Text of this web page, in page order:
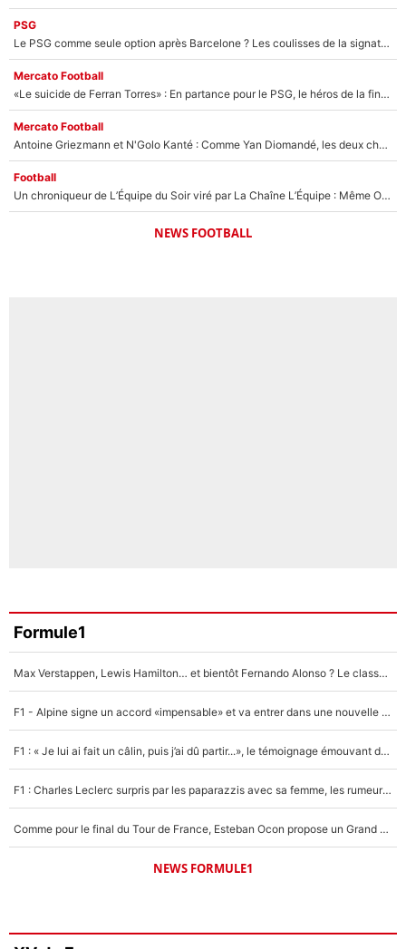
PSG
Le PSG comme seule option après Barcelone ? Les coulisses de la signature historique de Lionel Messi sont révélées au grand jour !
Mercato Football
«Le suicide de Ferran Torres» : En partance pour le PSG, le héros de la finale de la Coupe du monde s'attire les foudres de la presse espagnole !
Mercato Football
Antoine Griezmann et N'Golo Kanté : Comme Yan Diomandé, les deux champions du monde ont refusé de signer au PSG !
Football
Un chroniqueur de L’Équipe du Soir viré par La Chaîne L’Équipe : Même Olivier Ménard n’avait pas pu empêcher son départ, «je l’ai appris sur Twitter, je l’ai vécu assez mal»
NEWS FOOTBALL
Formule1
Max Verstappen, Lewis Hamilton… et bientôt Fernando Alonso ? Le classement des pilotes les mieux payés en Formule 1 risque de changer !
F1 - Alpine signe un accord «impensable» et va entrer dans une nouvelle dimension : Grande nouvelle pour Pierre Gasly !
F1 : « Je lui ai fait un câlin, puis j’ai dû partir...», le témoignage émouvant de Max Verstappen sur sa fille
F1 : Charles Leclerc surpris par les paparazzis avec sa femme, les rumeurs étaient vraies !
Comme pour le final du Tour de France, Esteban Ocon propose un Grand Prix de Formule 1 à Paris : «Autour de l’Arc de Triomphe, ce serait génial» !
NEWS FORMULE1